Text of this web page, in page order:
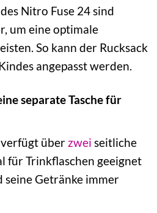
Nitro Fuse 24 sind
um eine optimale
So kann der Rucksack
angepasst werden.
separate Tasche für
verfügt über zwei seitliche
für Trinkflaschen geeignet
seine Getränke immer